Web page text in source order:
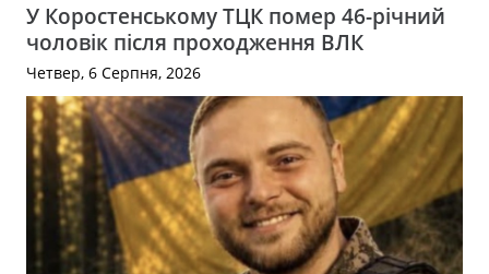
У Коростенському ТЦК помер 46-річний
чоловік після проходження ВЛК
Четвер, 6 Серпня, 2026